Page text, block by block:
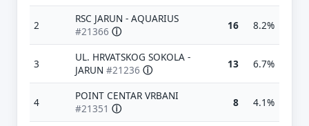
2
RSC JARUN - AQUARIUS
#21366 ⓘ 16 8.2%
3
UL. HRVATSKOG SOKOLA -
JARUN #21236 ⓘ 13 6.7%
4
POINT CENTAR VRBANI
#21351 ⓘ 8 4.1%